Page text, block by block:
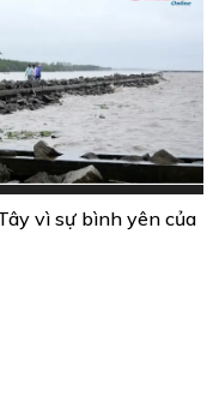
vì sự bình yên của